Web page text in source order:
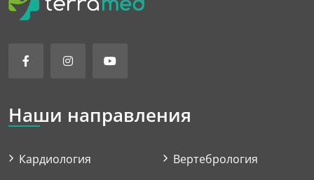
Наши направления
Кардиология Вертебрология